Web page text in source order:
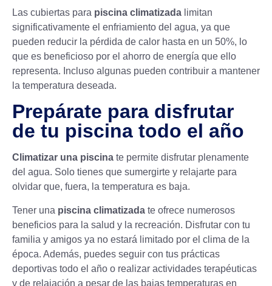
Las cubiertas para piscina climatizada limitan
significativamente el enfriamiento del agua, ya que
pueden reducir la pérdida de calor hasta en un 50%, lo
que es beneficioso por el ahorro de energía que ello
representa. Incluso algunas pueden contribuir a mantener
la temperatura deseada.
Prepárate para disfrutar
de tu piscina todo el año
Climatizar una piscina te permite disfrutar plenamente
del agua. Solo tienes que sumergirte y relajarte para
olvidar que, fuera, la temperatura es baja.
Tener una piscina climatizada te ofrece numerosos
beneficios para la salud y la recreación. Disfrutar con tu
familia y amigos ya no estará limitado por el clima de la
época. Además, puedes seguir con tus prácticas
deportivas todo el año o realizar actividades terapéuticas
y de relajación a pesar de las bajas temperaturas en